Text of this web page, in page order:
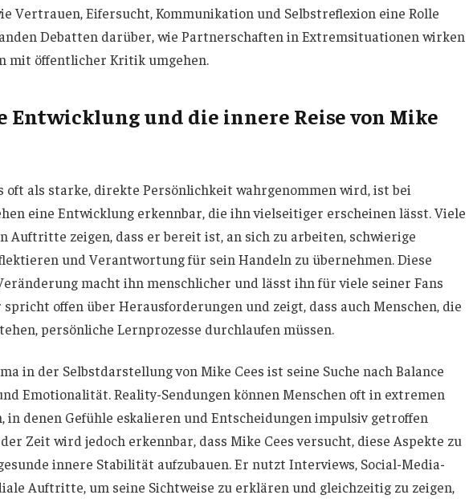
Vertrauen, Eifersucht, Kommunikation und Selbstreflexion eine Rolle
Debatten darüber, wie Partnerschaften in Extremsituationen wirken
mit öffentlicher Kritik umgehen.
Entwicklung und die innere Reise von Mike
oft als starke, direkte Persönlichkeit wahrgenommen wird, ist bei
eine Entwicklung erkennbar, die ihn vielseitiger erscheinen lässt. Viele
Auftritte zeigen, dass er bereit ist, an sich zu arbeiten, schwierige
und Verantwortung für sein Handeln zu übernehmen. Diese
macht ihn menschlicher und lässt ihn für viele seiner Fans
offen über Herausforderungen und zeigt, dass auch Menschen, die
persönliche Lernprozesse durchlaufen müssen.
in der Selbstdarstellung von Mike Cees ist seine Suche nach Balance
Emotionalität. Reality-Sendungen können Menschen oft in extremen
in denen Gefühle eskalieren und Entscheidungen impulsiv getroffen
Zeit wird jedoch erkennbar, dass Mike Cees versucht, diese Aspekte zu
innere Stabilität aufzubauen. Er nutzt Interviews, Social-Media-
Auftritte, um seine Sichtweise zu erklären und gleichzeitig zu zeigen,